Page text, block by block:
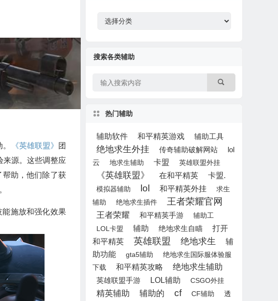
《英雄联盟》
团
来源。这些调整应
助，他们除了获
能施放和强化效果
搜索各类辅助
热门辅助
辅助软件 和平精英游戏 辅助工具
绝地求生外挂 传奇辅助破解网站
lol
云
地求生辅助 卡盟 英雄联盟外挂
《英雄联盟》 在和平精英 卡盟.
模拟器辅助 lol 和平精英外挂
求生
辅助
绝地求生插件 王者荣耀官网
王者荣耀 和平精英手游
辅助工
LOL卡盟
辅助 绝地求生自瞄
打开
和平精英
英雄联盟 绝地求生
辅
助功能
gta5辅助
绝地求生国际服体验服
下载
和平精英攻略 绝地求生辅助
英雄联盟手游 LOL辅助 CSGO外挂
精英辅助 辅助的 cf CF辅助
透